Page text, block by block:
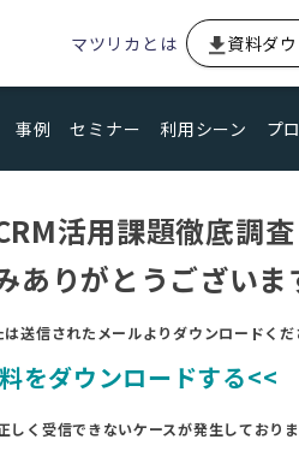
マツリカとは 資料ダ
事例 セミナー 利用シーン プ
活用課題徹底調査
ありがとうございま
送信されたメールよりダウンロードくだ
をダウンロードする<<
く受信できないケースが発生しておりま